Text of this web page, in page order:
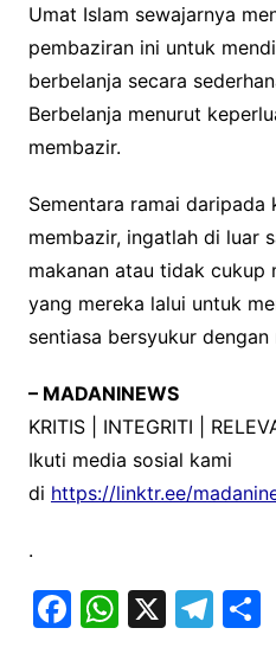
Umat Islam sewajarnya
pembaziran ini untuk
berbelanja secara
Berbelanja menurut
membazir.
Sementara ramai daripada
membazir, ingatlah di luar
makanan atau tidak cukup
yang mereka lalui untuk
sentiasa bersyukur
– MADANINEWS
KRITIS | INTEGRITI |
Ikuti media sosial kami
di https://linktr.ee/
.
F W X T S